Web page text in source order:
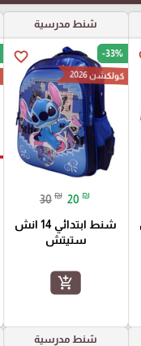
شنط مدرسية
favorite_border -33%
كولكشن 2026
30 ₪ 20 ₪
شنط ابتدائي 14 انش
ستيتش
add_shopping_cart
شنط مدرسية